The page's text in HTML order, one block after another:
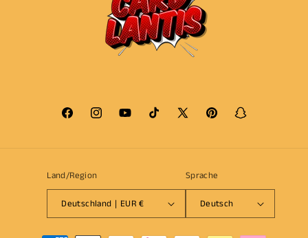
FacebookInstagramYouTubeTikTok
X
PinterestSnapchat
Land/Region
Deutschland | EUR €
Sprache
Deutsch